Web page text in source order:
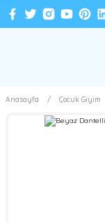
Anasayfa Çocuk Giyim